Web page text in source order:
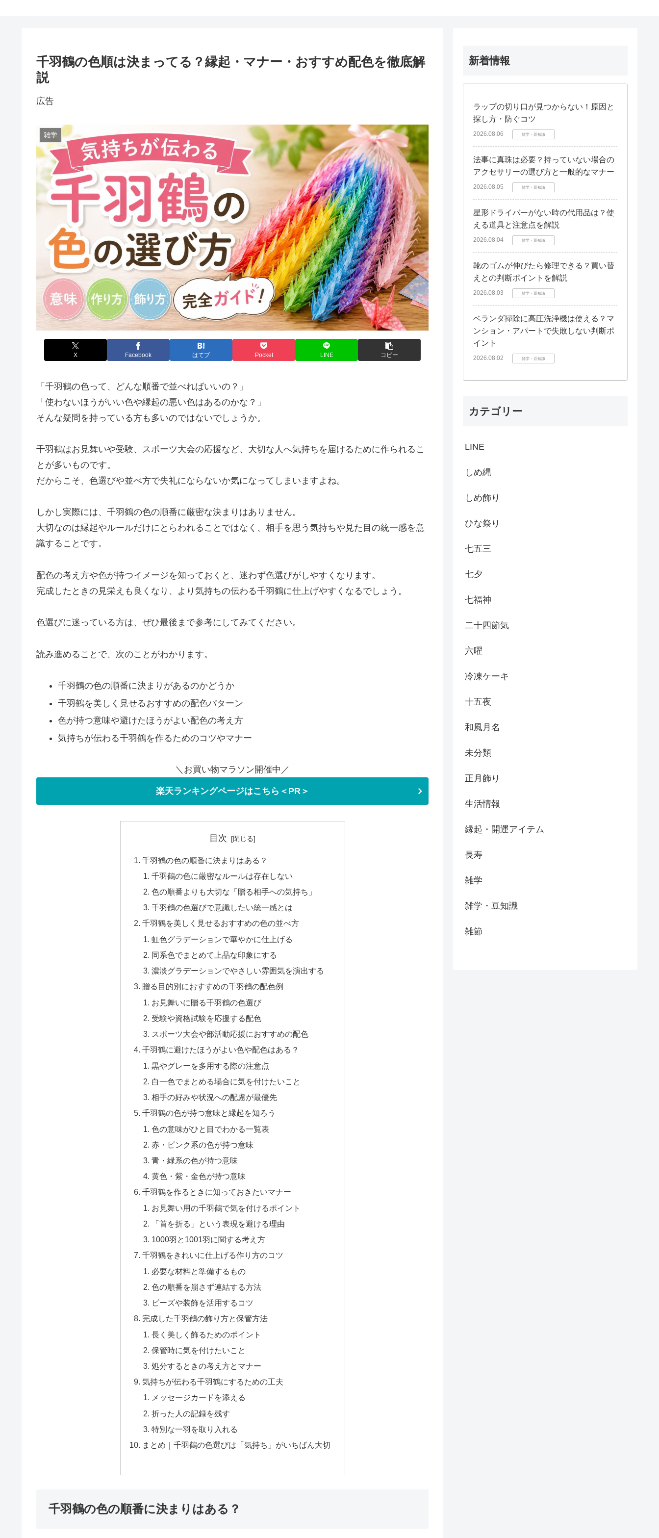
千羽鶴の色順は決まってる？縁起・マナー・おすすめ配色を徹底解
説
広告
雑学
X Facebook はてブ Pocket LINE コピー
「千羽鶴の色って、どんな順番で並べればいいの？」
「使わないほうがいい色や縁起の悪い色はあるのかな？」
そんな疑問を持っている方も多いのではないでしょうか。
千羽鶴はお見舞いや受験、スポーツ大会の応援など、大切な人へ気持ちを届けるために作られるこ
とが多いものです。
だからこそ、色選びや並べ方で失礼にならないか気になってしまいますよね。
しかし実際には、千羽鶴の色の順番に厳密な決まりはありません。
大切なのは縁起やルールだけにとらわれることではなく、相手を思う気持ちや見た目の統一感を意
識することです。
配色の考え方や色が持つイメージを知っておくと、迷わず色選びがしやすくなります。
完成したときの見栄えも良くなり、より気持ちの伝わる千羽鶴に仕上げやすくなるでしょう。
色選びに迷っている方は、ぜひ最後まで参考にしてみてください。
読み進めることで、次のことがわかります。
千羽鶴の色の順番に決まりがあるのかどうか
千羽鶴を美しく見せるおすすめの配色パターン
色が持つ意味や避けたほうがよい配色の考え方
気持ちが伝わる千羽鶴を作るためのコツやマナー
＼お買い物マラソン開催中／
楽天ランキングページはこちら＜PR＞
目次
千羽鶴の色の順番に決まりはある？
千羽鶴の色に厳密なルールは存在しない
色の順番よりも大切な「贈る相手への気持ち」
千羽鶴の色選びで意識したい統一感とは
千羽鶴を美しく見せるおすすめの色の並べ方
虹色グラデーションで華やかに仕上げる
同系色でまとめて上品な印象にする
濃淡グラデーションでやさしい雰囲気を演出する
贈る目的別におすすめの千羽鶴の配色例
お見舞いに贈る千羽鶴の色選び
受験や資格試験を応援する配色
スポーツ大会や部活動応援におすすめの配色
千羽鶴に避けたほうがよい色や配色はある？
黒やグレーを多用する際の注意点
白一色でまとめる場合に気を付けたいこと
相手の好みや状況への配慮が最優先
千羽鶴の色が持つ意味と縁起を知ろう
色の意味がひと目でわかる一覧表
赤・ピンク系の色が持つ意味
青・緑系の色が持つ意味
黄色・紫・金色が持つ意味
千羽鶴を作るときに知っておきたいマナー
お見舞い用の千羽鶴で気を付けるポイント
「首を折る」という表現を避ける理由
1000羽と1001羽に関する考え方
千羽鶴をきれいに仕上げる作り方のコツ
必要な材料と準備するもの
色の順番を崩さず連結する方法
ビーズや装飾を活用するコツ
完成した千羽鶴の飾り方と保管方法
長く美しく飾るためのポイント
保管時に気を付けたいこと
処分するときの考え方とマナー
気持ちが伝わる千羽鶴にするための工夫
メッセージカードを添える
折った人の記録を残す
特別な一羽を取り入れる
まとめ｜千羽鶴の色選びは「気持ち」がいちばん大切
千羽鶴の色の順番に決まりはある？
新着情報
ラップの切り口が見つからない！原因と
探し方・防ぐコツ
2026.08.06 雑学・豆知識
法事に真珠は必要？持っていない場合の
アクセサリーの選び方と一般的なマナー
2026.08.05 雑学・豆知識
星形ドライバーがない時の代用品は？使
える道具と注意点を解説
2026.08.04 雑学・豆知識
靴のゴムが伸びたら修理できる？買い替
えとの判断ポイントを解説
2026.08.03 雑学・豆知識
ベランダ掃除に高圧洗浄機は使える？マ
ンション・アパートで失敗しない判断ポ
イント
2026.08.02 雑学・豆知識
カテゴリー
LINE
しめ縄
しめ飾り
ひな祭り
七五三
七夕
七福神
二十四節気
六曜
冷凍ケーキ
十五夜
和風月名
未分類
正月飾り
生活情報
縁起・開運アイテム
長寿
雑学
雑学・豆知識
雑節